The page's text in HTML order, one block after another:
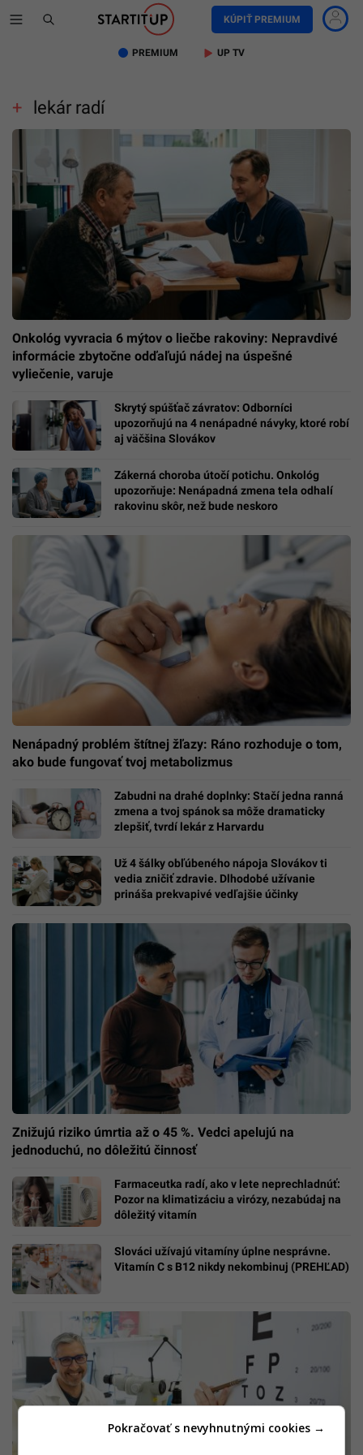
KÚPIŤ PREMIUM
PREMIUM UP TV
lekár radí
Onkológ vyvracia 6 mýtov o liečbe rakoviny: Nepravdivé
informácie zbytočne odďaľujú nádej na úspešné
vyliečenie, varuje
Skrytý spúšťač závratov: Odborníci
upozorňujú na 4 nenápadné návyky, ktoré robí
aj väčšina Slovákov
Zákerná choroba útočí potichu. Onkológ
upozorňuje: Nenápadná zmena tela odhalí
rakovinu skôr, než bude neskoro
Nenápadný problém štítnej žľazy: Ráno rozhoduje o tom,
ako bude fungovať tvoj metabolizmus
Zabudni na drahé doplnky: Stačí jedna ranná
zmena a tvoj spánok sa môže dramaticky
zlepšiť, tvrdí lekár z Harvardu
Už 4 šálky obľúbeného nápoja Slovákov ti
vedia zničiť zdravie. Dlhodobé užívanie
prináša prekvapivé vedľajšie účinky
Znižujú riziko úmrtia až o 45 %. Vedci apelujú na
jednoduchú, no dôležitú činnosť
Farmaceutka radí, ako v lete neprechladnúť:
Pozor na klimatizáciu a virózy, nezabúdaj na
dôležitý vitamín
Slováci užívajú vitamíny úplne nesprávne.
Vitamín C s B12 nikdy nekombinuj (PREHĽAD)
Pokračovať s nevyhnutnými cookies →